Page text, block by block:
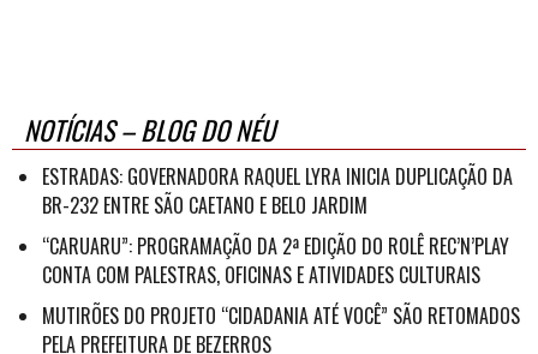
NOTÍCIAS – BLOG DO NÉU
ESTRADAS: GOVERNADORA RAQUEL LYRA INICIA DUPLICAÇÃO DA
BR-232 ENTRE SÃO CAETANO E BELO JARDIM
“CARUARU”: PROGRAMAÇÃO DA 2ª EDIÇÃO DO ROLÊ REC’N’PLAY
CONTA COM PALESTRAS, OFICINAS E ATIVIDADES CULTURAIS
MUTIRÕES DO PROJETO “CIDADANIA ATÉ VOCÊ” SÃO RETOMADOS
PELA PREFEITURA DE BEZERROS